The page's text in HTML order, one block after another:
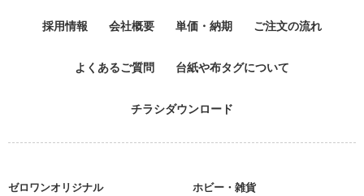
採用情報 会社概要 単価・納期 ご注文の流れ
よくあるご質問 台紙や布タグについて
チラシダウンロード
ゼロワンオリジナル ホビー・雑貨